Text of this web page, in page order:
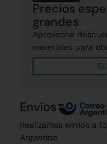
Precios
grandes
Aprovecha
materiales para
Envíos
Realizamos envíos a
Argentino